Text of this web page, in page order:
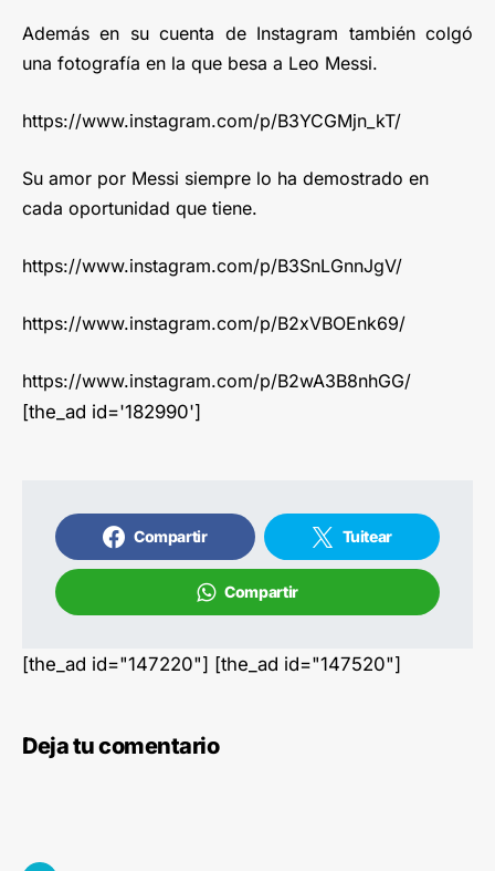
Además en su cuenta de Instagram también colgó
una fotografía en la que besa a Leo Messi.
https://www.instagram.com/p/B3YCGMjn_kT/
Su amor por Messi siempre lo ha demostrado en
cada oportunidad que tiene.
https://www.instagram.com/p/B3SnLGnnJgV/
https://www.instagram.com/p/B2xVBOEnk69/
https://www.instagram.com/p/B2wA3B8nhGG/
[the_ad id='182990']
Compartir Tuitear
Compartir
[the_ad id="147220"] [the_ad id="147520"]
Deja tu comentario